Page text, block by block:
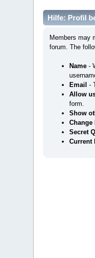
Hilfe: Profil
Members may
forum. The
Name -
Email -
Allow
form.
Show
Change
Secret
Current